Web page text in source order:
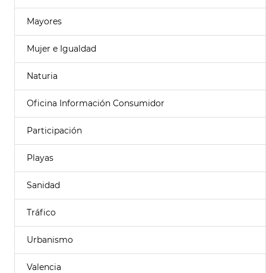
Mayores
Mujer e Igualdad
Naturia
Oficina Información Consumidor
Participación
Playas
Sanidad
Tráfico
Urbanismo
Valencia